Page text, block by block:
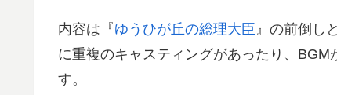
内容は『ゆうひが丘の総理大臣 』の前倒し
に重複のキャスティングがあったり、
す。